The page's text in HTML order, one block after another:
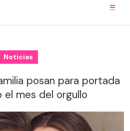
Noticias
posan para portada
el mes del orgullo